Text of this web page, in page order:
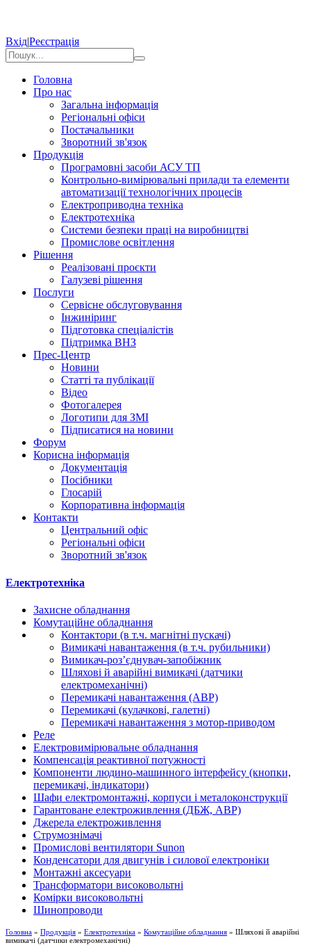
Вхід|Реєстрація
Головна
Про нас
Загальна інформація
Регіональні офіси
Постачальники
Зворотний зв'язок
Продукція
Програмовні засоби АСУ ТП
Контрольно-вимірювальні прилади та елементи
автоматизації технологічних процесів
Електроприводна техніка
Електротехніка
Системи безпеки праці на виробництві
Промислове освітлення
Рішення
Реалізовані проєкти
Галузеві рішення
Послуги
Сервісне обслуговування
Інжиніринг
Підготовка спеціалістів
Підтримка ВНЗ
Прес-Центр
Новини
Статті та публікації
Відео
Фотогалерея
Логотипи для ЗМІ
Підписатися на новини
Форум
Корисна інформація
Документація
Посібники
Глосарій
Корпоративна інформація
Контакти
Центральний офіс
Регіональні офіси
Зворотний зв'язок
Електротехніка
Захисне обладнання
Комутаційне обладнання
Контактори (в т.ч. магнітні пускачі)
Вимикачі навантаження (в т.ч. рубильники)
Вимикач-роз’єднувач-запобіжник
Шляхові й аварійні вимикачі (датчики
електромеханічні)
Перемикачі навантаження (АВР)
Перемикачі (кулачкові, галетні)
Перемикачі навантаження з мотор-приводом
Реле
Електровимірювальне обладнання
Компенсація реактивної потужності
Компоненти людино-машинного інтерфейсу (кнопки,
перемикачі, індикатори)
Шафи електромонтажні, корпуси і металоконструкції
Гарантоване електроживлення (ДБЖ, АВР)
Джерела електроживлення
Струмознімачі
Промислові вентилятори Sunon
Конденсатори для двигунів і силової електроніки
Монтажні аксесуари
Трансформатори високовольтні
Комірки високовольтні
Шинопроводи
Головна » Продукція » Електротехніка » Комутаційне обладнання » Шляхові й аварійні
вимикачі (датчики електромеханічні)